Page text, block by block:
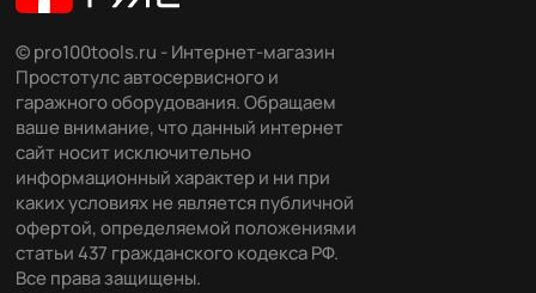
© pro100tools.ru - Интернет-магазин
Простотулс автосервисного и
гаражного оборудования. Обращаем
ваше внимание, что данный интернет
сайт носит исключительно
информационный характер и ни при
каких условиях не является публичной
офертой, определяемой положениями
статьи 437 гражданского кодекса РФ.
Все права защищены.